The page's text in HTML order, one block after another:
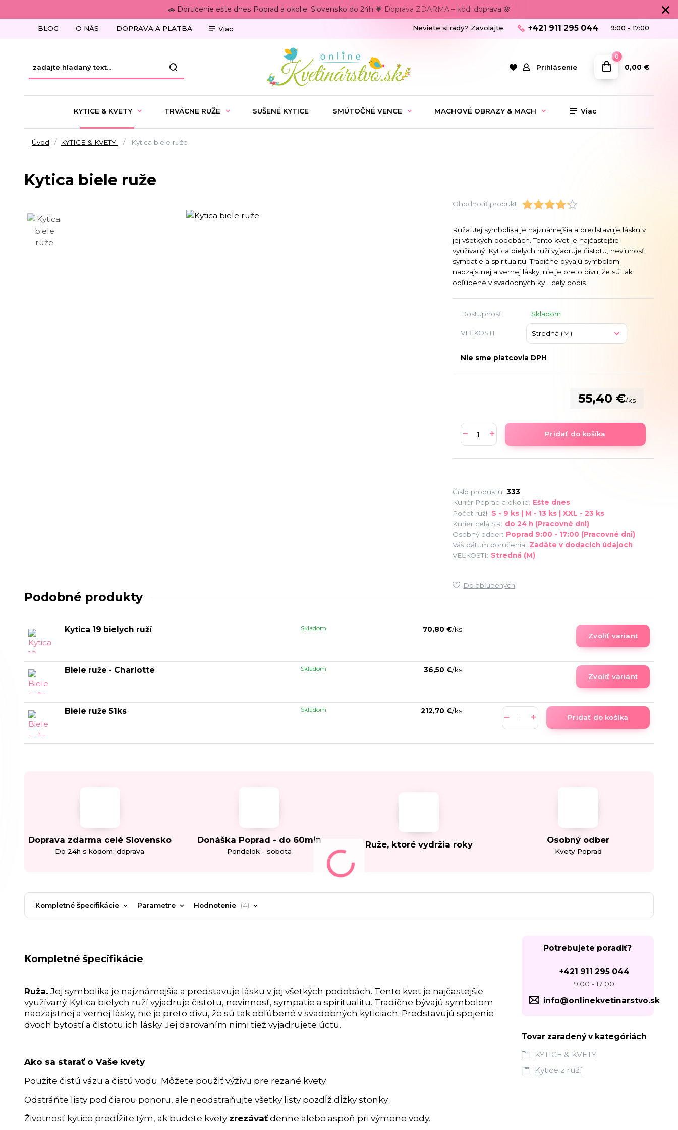
🚗 Doručenie ešte dnes Poprad a okolie. Slovensko do 24h 💗 Doprava ZDARMA – kód: doprava 🌸
BLOG O NÁS DOPRAVA A PLATBA Viac
Prihlásenie
Neviete si rady? Zavolajte. +421 911 295 044 9:00 - 17:00
0
0,00 €
KYTICE & KVETY TRVÁCNE RUŽE SUŠENÉ KYTICE SMÚTOČNÉ VENCE MACHOVÉ OBRAZY & MACH Viac
Úvod KYTICE & KVETY Kytica biele ruže
Kytica biele ruže
Ohodnotiť produkt
Ruža. Jej symbolika je najznámejšia a predstavuje lásku v
jej všetkých podobách. Tento kvet je najčastejšie
využívaný. Kytica bielych ruží vyjadruje čistotu, nevinnosť,
sympatie a spiritualitu. Tradične bývajú symbolom
naozajstnej a vernej lásky, nie je preto divu, že sú tak
obľúbené v svadobných ky... celý popis
Dostupnosť Skladom
VEĽKOSTI
Nie sme platcovia DPH
55,40 €/ks
Pridať do košíka
Číslo produktu: 333
Kuriér Poprad a okolie: Ešte dnes
Počet ruží: S - 9 ks | M - 13 ks | XXL - 23 ks
Kuriér celá SR: do 24 h (Pracovné dni)
Osobný odber: Poprad 9:00 - 17:00 (Pracovné dni)
Váš dátum doručenia: Zadáte v dodacích údajoch
VEĽKOSTI: Stredná (M)
Do obľúbených
Podobné produkty
Kytica 19 bielych ruží 70,80 €/ks
Skladom
Zvoliť variant
Biele ruže - Charlotte 36,50 €/ks
Skladom
Zvoliť variant
Biele ruže 51ks 212,70 €/ks
Skladom
Pridať do košíka
Doprava zdarma celé Slovensko
Do 24h s kódom: doprava
Donáška Poprad - do 60min
Pondelok - sobota
Ruže, ktoré vydržia roky Osobný odber
Kvety Poprad
Kompletné špecifikácie Parametre Hodnotenie 4
Kompletné špecifikácie
Ruža. Jej symbolika je najznámejšia a predstavuje lásku v jej všetkých podobách. Tento kvet je najčastejšie
využívaný. Kytica bielych ruží vyjadruje čistotu, nevinnosť, sympatie a spiritualitu. Tradične bývajú symbolom
naozajstnej a vernej lásky, nie je preto divu, že sú tak obľúbené v svadobných kyticiach. Predstavujú spojenie
dvoch bytostí a čistotu ich lásky. Jej darovaním nimi tiež vyjadrujete úctu.
Ako sa starať o Vaše kvety
Použite čistú vázu a čistú vodu. Môžete použiť výživu pre rezané kvety.
Odstráňte listy pod čiarou ponoru, ale neodstraňujte všetky listy pozdĺž dĺžky stonky.
Životnosť kytice predĺžite tým, ak budete kvety zrezávaťdenne alebo aspoň pri výmene vody.
Potrebujete poradiť?
+421 911 295 044
9:00 - 17:00
info@onlinekvetinarstvo.sk
Tovar zaradený v kategóriách
KYTICE & KVETY
Kytice z ruží